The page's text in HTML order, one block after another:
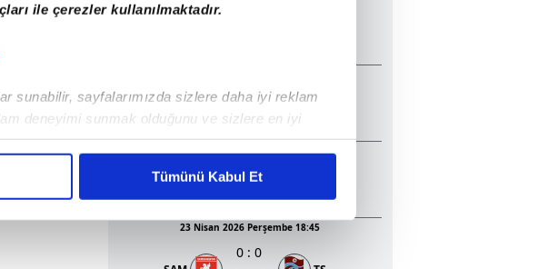
ile çerezler kullanılmaktadır.
sunabilir, sayfalarımızda sizlere daha iyi reklam
deneyimi sunmak olduğunu ve sizlere en iyi
reklamların maliyetlerimizi karşılamak
üçüncü kişilere ait çerezler kullanılmaktadır. Bu
Tümünü Kabul Et
0: 1
23 Nisan 2026 Perşembe 20:45
BJK
3:0
23 Nisan 2026 Perşembe 18:45
0 :0